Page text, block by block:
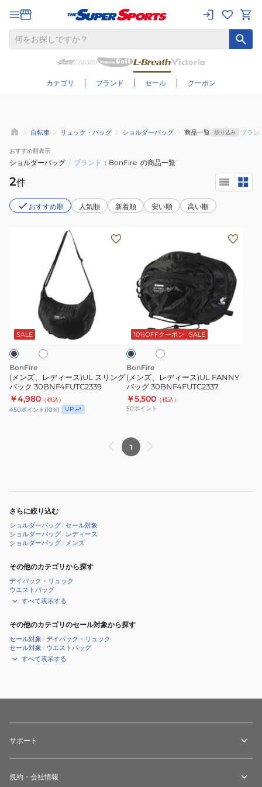
カテゴリ ブランド セール クーポン
さらに絞り込む
自転車 リュック・バッグ ショルダーバッグ 商品一覧 絞り込み ブラン
おすすめ順表示
ショルダーバッグ / ブランド BonFire の商品一覧
2件
おすすめ順 人気順 新着順 安い順 高い順
ス)UL
ス
リ
ン
グ
バ
SALE
BonFire
(メンズ、レディース)UL スリング
バック 30BNF4FUTC2339
￥4,980 （税込）
450ポイント (10%) UP
ス)UL
FANNY
バ
ッ
グ
30BNF4FUTC2337
10%OFFクーポン SALE
ブ
ラ
ッ イ
BonFire
(メンズ、レディース)UL FANNY
バッグ 30BNF4FUTC2337
￥5,500 （税込）
50ポイント
1
さらに絞り込む
ショルダーバッグ/セール対象
ショルダーバッグ/ レディース
ショルダーバッグ/ メンズ
その他のカテゴリから探す
デイパック・リュック
ウエストバッグ
すべて表示する
その他のカテゴリのセール対象から探す
セール対象 /デイパック・リュック
セール対象 / ウエストバッグ
すべて表示する
サポート
規約・会社情報